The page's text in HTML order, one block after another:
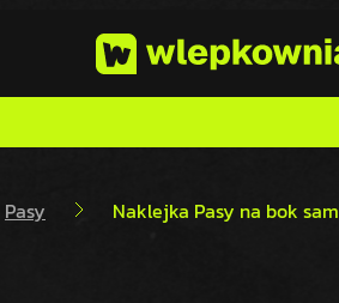
Pasy Naklejka Pasy na bok